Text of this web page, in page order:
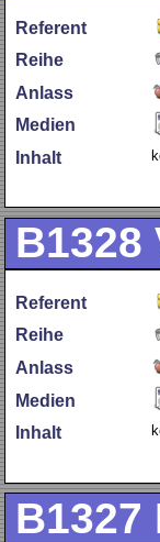
Referent
Reihe
Anlass
Medien
Inhalt
B1328
Referent
Reihe
Anlass
Medien
Inhalt
B1327